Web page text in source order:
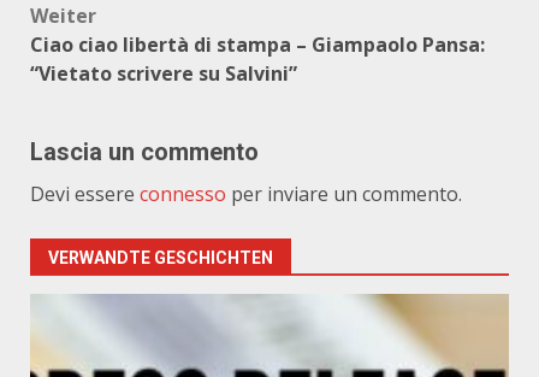
Weiter
Ciao ciao libertà di stampa – Giampaolo Pansa:
“Vietato scrivere su Salvini”
Lascia un commento
Devi essere connesso per inviare un commento.
VERWANDTE GESCHICHTEN